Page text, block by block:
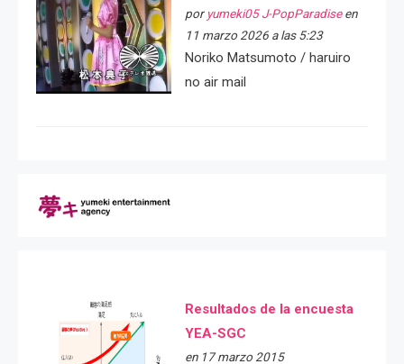
por yumeki05 J-PopParadiseen
11 marzo 2026 a las 5:23
Noriko Matsumoto / haruiro
no air mail
Resultados de la encuesta
YEA-SGC
en 17 marzo 2015